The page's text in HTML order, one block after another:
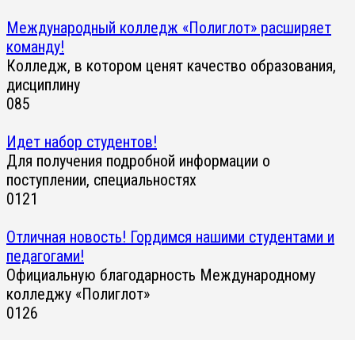
Международный колледж «Полиглот» расширяет
команду!
Колледж, в котором ценят качество образования,
дисциплину
085
Идет набор студентов!
Для получения подробной информации о
поступлении, специальностях
0121
Отличная новость! Гордимся нашими студентами и
педагогами!
Официальную благодарность Международному
колледжу «Полиглот»
0126